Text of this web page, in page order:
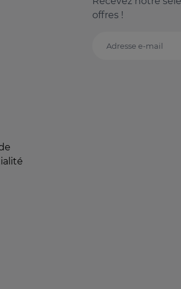
offres !
Adresse e-mail